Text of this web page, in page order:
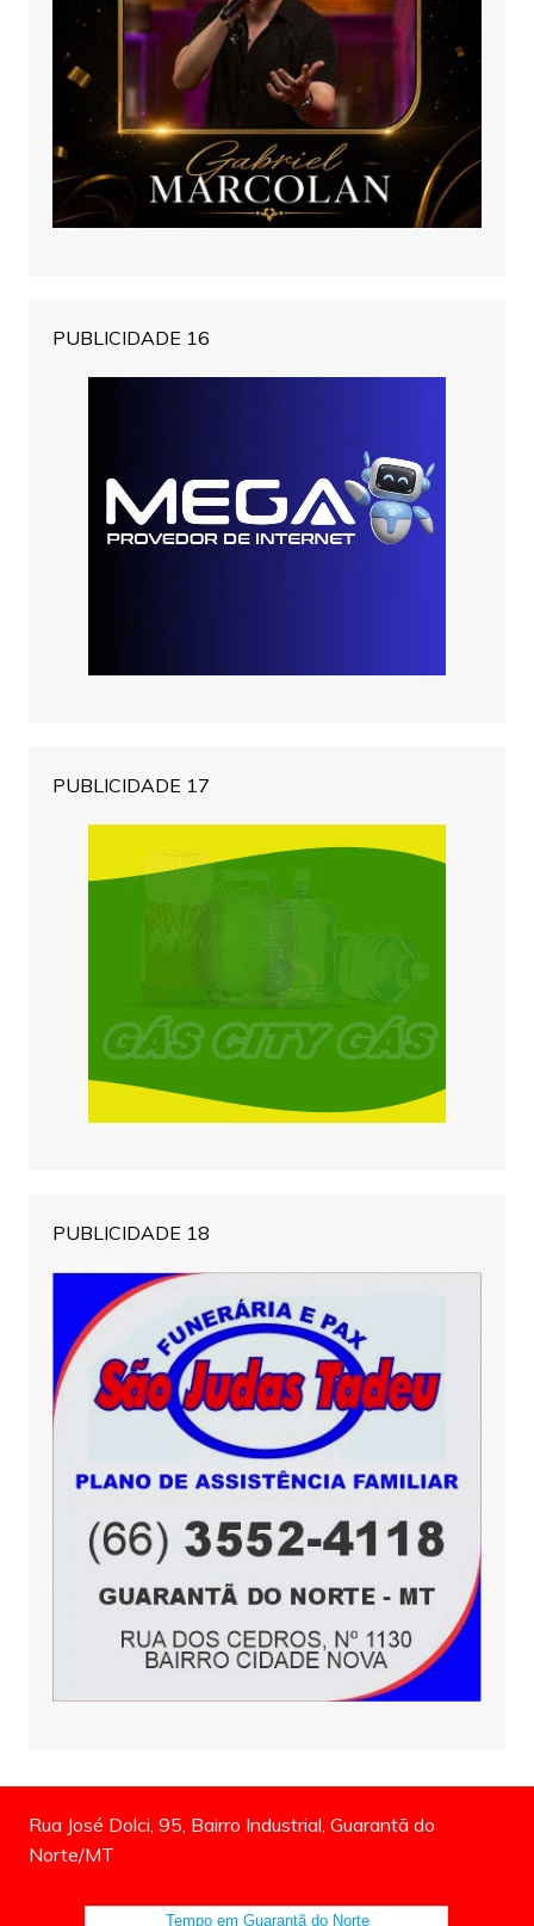
PUBLICIDADE 16
PUBLICIDADE 17
PUBLICIDADE 18
Rua José Dolci, 95, Bairro Industrial, Guarantã do
Norte/MT